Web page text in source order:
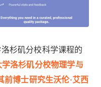
杉矶分校科学课程的
洛杉矶分校物理学与
前博士研究生沃伦·艾西